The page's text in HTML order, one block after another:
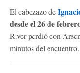
El cabezazo de
desde el 26 de
River perdió con
minutos del encuentro.